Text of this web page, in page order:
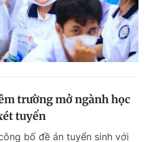
trường mở ngành học
tuyển
bố đề án tuyển sinh với